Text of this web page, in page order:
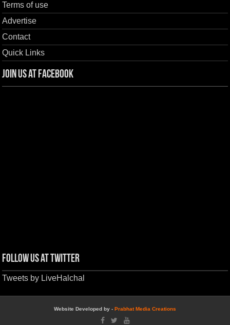
Terms of use
Advertise
Contact
Quick Links
Join us at Facebook
Follow us at Twitter
Tweets by LiveHalchal
Website Developed by - Prabhat Media Creations